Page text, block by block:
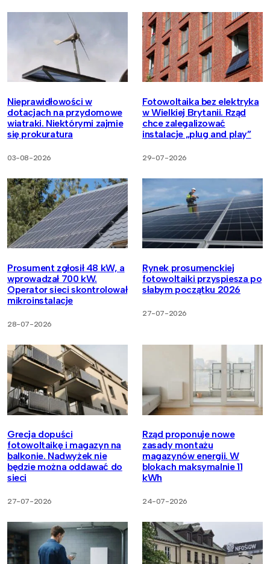
Nieprawidłowości w
dotacjach na przydomowe
wiatraki. Niektórymi zajmie
się prokuratura
03-08-2026
Fotowoltaika bez elektryka
w Wielkiej Brytanii. Rząd
chce zalegalizować
instalacje „plug and play”
29-07-2026
Prosument zgłosił 48 kW, a
wprowadzał 700 kW.
Operator sieci skontrolował
mikroinstalacje
28-07-2026
Rynek prosumenckiej
fotowoltaiki przyspiesza po
słabym początku 2026
27-07-2026
Grecja dopuści
fotowoltaikę i magazyn na
balkonie. Nadwyżek nie
będzie można oddawać do
sieci
27-07-2026
Rząd proponuje nowe
zasady montażu
magazynów energii. W
blokach maksymalnie 11
kWh
24-07-2026